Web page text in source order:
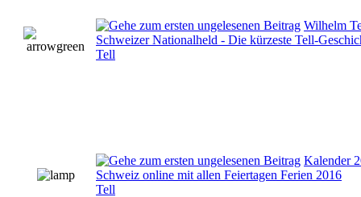
Wilhelm
Schweizer Nationalheld - Die kürzeste Tell-
Tell
Kalender
Schweiz online mit allen Feiertagen Ferien 2016
Tell